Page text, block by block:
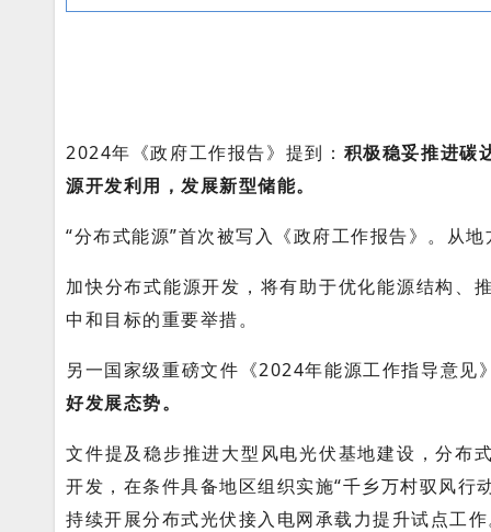
2024年《政府工作报告》提到： 积极稳妥推进碳
源开发利用，发展新型储能。
“分布式能源”首次被写入《政府工作报告》。 从地
加快分布式能源开发，将有助于优化能源结构、
中和目标的重要举措。
另一国家级重磅文件《2024年能源工作指导意
好发展态势。
文件提及稳步推进大型风电光伏基地建设，分布
开发，在条件具备地区组织实施“千乡万村驭风行
持续开展分布式光伏接入电网承载力提升试点工